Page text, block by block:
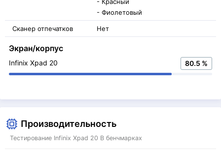
- Фиолетовый
Сканер отпечатков Нет
Экран/корпус
Infinix Xpad 20 80.5 %
Производительность
Тестирование Infinix Xpad 20 В бенчмарках